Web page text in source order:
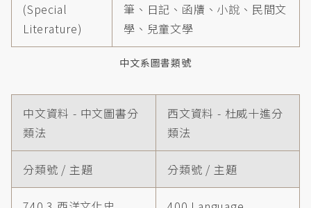
中文系圖書類號
(Special
Literature)
筆、日記、函牘、小說、民間文
學、兒童文學
中文資料 - 中文圖書分
類法
西文資料 - 杜威十進分
類法
分類號 / 主題 分類號 / 主題